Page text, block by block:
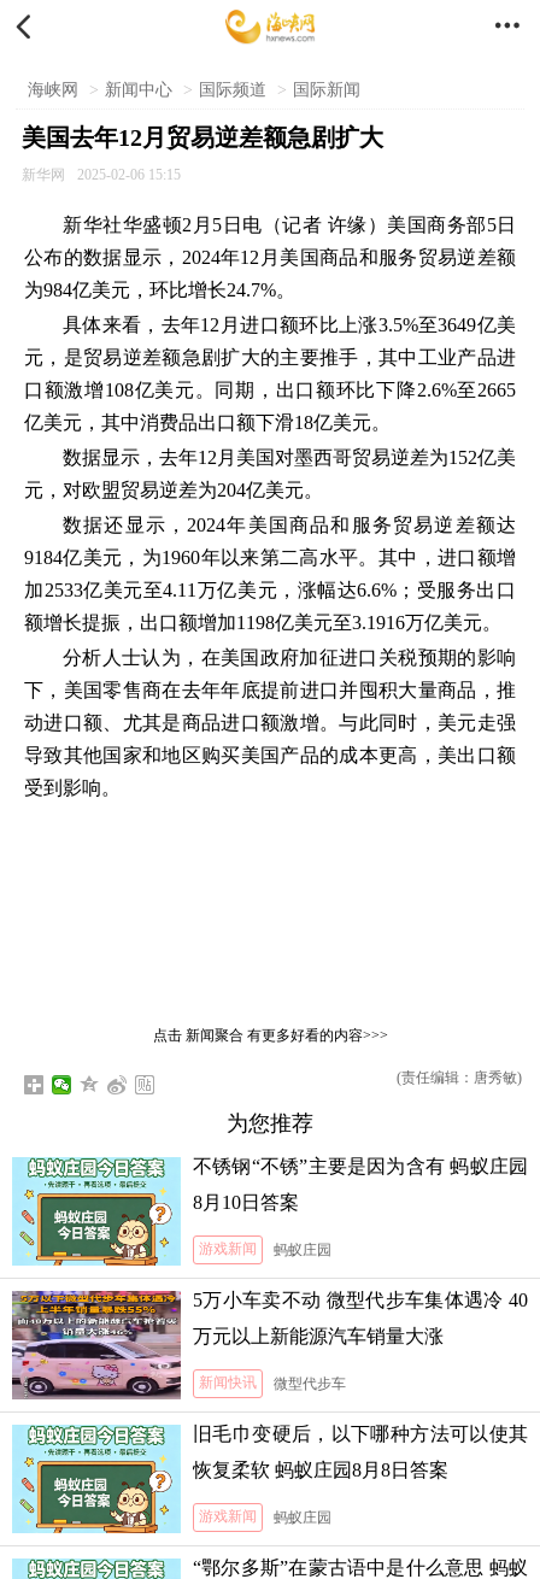
 
海峡网 > 新闻中心 > 国际频道 > 国际新闻
美国去年12月贸易逆差额急剧扩大
新华网 2025-02-06 15:15
新华社华盛顿2月5日电（记者 许缘）美国商务部5日
公布的数据显示，2024年12月美国商品和服务贸易逆差额
为984亿美元，环比增长24.7%。
具体来看，去年12月进口额环比上涨3.5%至3649亿美
元，是贸易逆差额急剧扩大的主要推手，其中工业产品进
口额激增108亿美元。同期，出口额环比下降2.6%至2665
亿美元，其中消费品出口额下滑18亿美元。
数据显示，去年12月美国对墨西哥贸易逆差为152亿美
元，对欧盟贸易逆差为204亿美元。
数据还显示，2024年美国商品和服务贸易逆差额达
9184亿美元，为1960年以来第二高水平。其中，进口额增
加2533亿美元至4.11万亿美元，涨幅达6.6%；受服务出口
额增长提振，出口额增加1198亿美元至3.1916万亿美元。
分析人士认为，在美国政府加征进口关税预期的影响
下，美国零售商在去年年底提前进口并囤积大量商品，推
动进口额、尤其是商品进口额激增。与此同时，美元走强
导致其他国家和地区购买美国产品的成本更高，美出口额
受到影响。
点击 新闻聚合有更多好看的内容>>>
(责任编辑：唐秀敏)
为您推荐
不锈钢“不锈”主要是因为含有 蚂蚁庄园
8月10日答案
游戏新闻 蚂蚁庄园
5万小车卖不动 微型代步车集体遇冷 40
万元以上新能源汽车销量大涨
新闻快讯 微型代步车
旧毛巾变硬后，以下哪种方法可以使其
恢复柔软 蚂蚁庄园8月8日答案
游戏新闻 蚂蚁庄园
“鄂尔多斯”在蒙古语中是什么意思 蚂蚁